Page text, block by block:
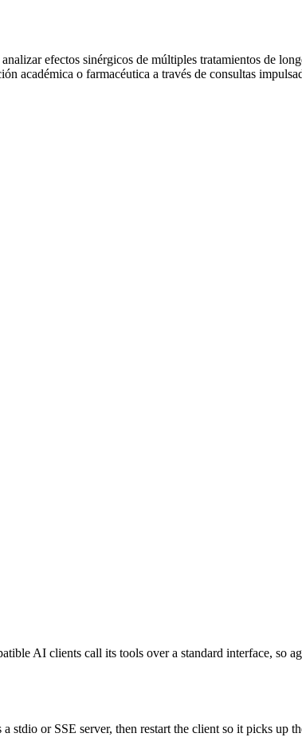
efectos sinérgicos de múltiples tratamientos de
académica o farmacéutica a través de consultas
AI clients call its tools over a standard interface, so
or SSE server, then restart the client so it picks up